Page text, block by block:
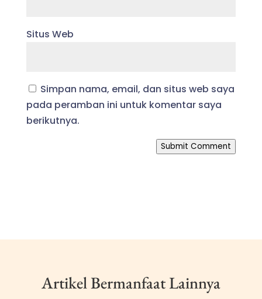
Situs Web
Simpan nama, email, dan situs web saya
pada peramban ini untuk komentar saya
berikutnya.
Submit Comment
Artikel Bermanfaat Lainnya